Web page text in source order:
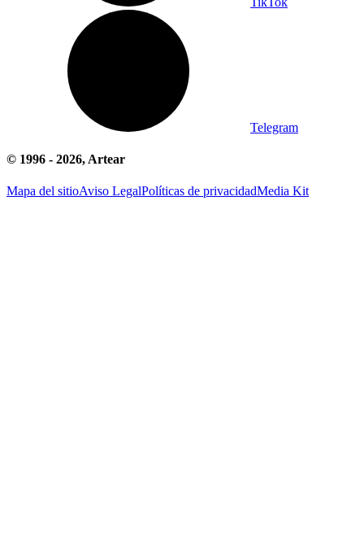
Telegram
© 1996 - 2026, Artear
Mapa del sitioAviso LegalPolíticas de privacidadMedia Kit